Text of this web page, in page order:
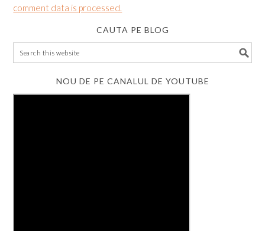
comment data is processed.
CAUTA PE BLOG
NOU DE PE CANALUL DE YOUTUBE